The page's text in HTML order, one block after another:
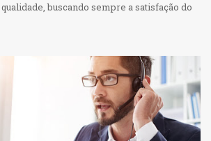
buscando sempre a satisfação do